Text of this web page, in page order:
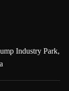
Industry Park,